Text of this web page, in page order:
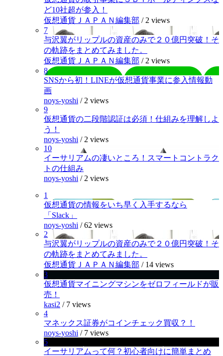
ど10社超が参入！
仮想通貨ＪＡＰＡＮ編集部 / 2 views
7
与沢翼がリップルの資産のみで２０億円突破！そ
の軌跡をまとめてみました。
仮想通貨ＪＡＰＡＮ編集部 / 2 views
8
SNSから初！LINEが仮想通貨事業に参入情報動
画
noys-yoshi / 2 views
9
仮想通貨の二段階認証は必須！仕組みを理解しよ
う！
noys-yoshi / 2 views
10
イーサリアムの凄いところ！スマートコントラク
トの仕組み
noys-yoshi / 2 views
1
仮想通貨の情報をいち早く入手するなら
「Slack」
noys-yoshi /62 views
2
与沢翼がリップルの資産のみで２０億円突破！そ
の軌跡をまとめてみました。
仮想通貨ＪＡＰＡＮ編集部 / 14 views
3
仮想通貨マイニングマシンをゼロフィールドが販
売！
kasi2 / 7 views
4
マネックス証券がコインチェック買収？！
noys-yoshi / 7 views
5
イーサリアムって何？初心者向けに簡単まとめ